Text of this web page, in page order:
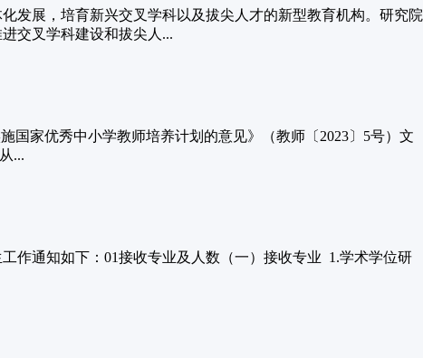
发展，培育新兴交叉学科以及拔尖人才的新型教育机构。研究院
交叉学科建设和拔尖人...
国家优秀中小学教师培养计划的意见》（教师〔2023〕5号）文
...
作通知如下：01接收专业及人数（一）接收专业 1.学术学位研